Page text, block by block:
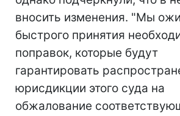
вносить изменения. "Мы
быстрого принятия
поправок, которые будут
гарантировать
юрисдикции этого суда на
обжалование